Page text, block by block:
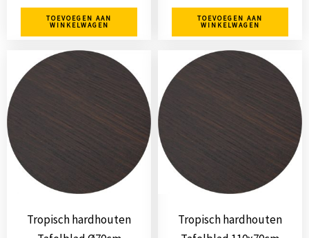
TOEVOEGEN AAN
WINKELWAGEN
TOEVOEGEN AAN
WINKELWAGEN
Tropisch hardhouten
Tropisch hardhouten